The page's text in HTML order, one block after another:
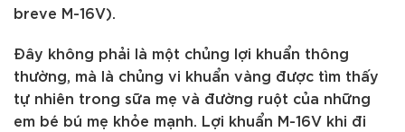
breve M-16V).
Đây không phải là một chủng lợi khuẩn thông
thường, mà là chủng vi khuẩn vàng được tìm thấy
tự nhiên trong sữa mẹ và đường ruột của những
em bé bú mẹ khỏe mạnh. Lợi khuẩn M-16V khi đi